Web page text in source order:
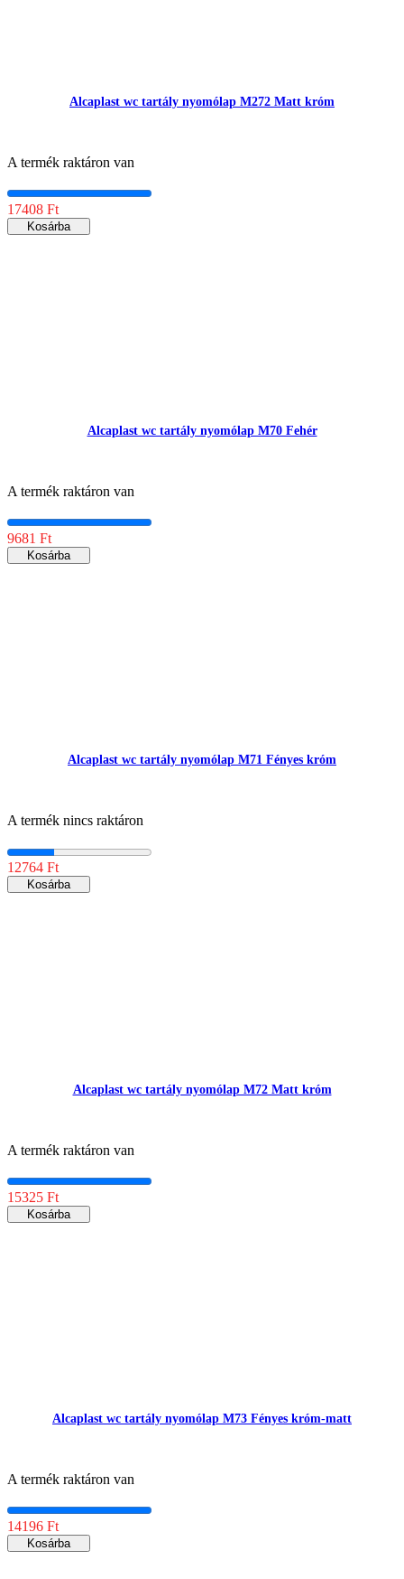
Alcaplast wc tartály nyomólap M272 Matt króm
A termék raktáron van
17408 Ft
Kosárba
Alcaplast wc tartály nyomólap M70 Fehér
A termék raktáron van
9681 Ft
Kosárba
Alcaplast wc tartály nyomólap M71 Fényes króm
A termék nincs raktáron
12764 Ft
Kosárba
Alcaplast wc tartály nyomólap M72 Matt króm
A termék raktáron van
15325 Ft
Kosárba
Alcaplast wc tartály nyomólap M73 Fényes króm-matt
A termék raktáron van
14196 Ft
Kosárba